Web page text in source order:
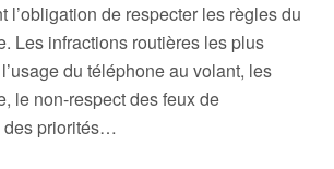
l’obligation de respecter les règles du
Les infractions routières les plus
du téléphone au volant, les
le non-respect des feux de
des priorités…